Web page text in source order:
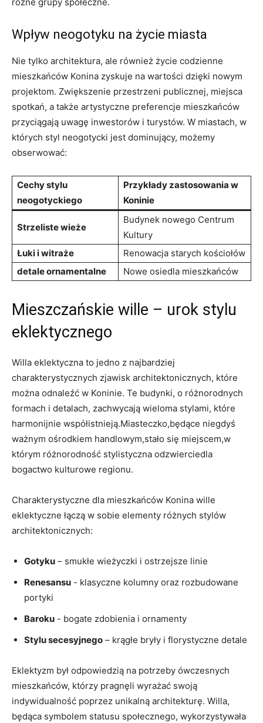
Wpływ neogotyku ‍na życie miasta
Nie tylko architektura, ale również życie codzienne
mieszkańców​ Konina zyskuje na wartości dzięki nowym
projektom. Zwiększenie przestrzeni⁤ publicznej, miejsca
spotkań, a także​ artystyczne preferencje mieszkańców
przyciągają uwagę inwestorów i turystów. W miastach, w
których styl⁤ neogotycki jest dominujący, możemy
⁤obserwować:
Cechy stylu
neogotyckiego
Przykłady zastosowania w
Koninie
Strzeliste wieże
Budynek nowego Centrum
Kultury
Łuki i witraże
Renowacja starych ⁣kościołów
detale ornamentalne
Nowe osiedla mieszkańców
Mieszczańskie wille⁣ – urok stylu
eklektycznego
Willa eklektyczna to jedno z najbardziej
charakterystycznych zjawisk architektonicznych, które
można odnaleźć w Koninie. Te budynki, o różnorodnych
formach i detalach, zachwycają ⁢wieloma⁣ stylami,⁤ które
harmonijnie współistnieją.Miasteczko,będące niegdyś
ważnym ośrodkiem handlowym,stało się⁤ miejscem,w
którym różnorodność stylistyczna odzwierciedla
bogactwo kulturowe regionu.
Charakterystyczne dla mieszkańców Konina wille
eklektyczne łączą w sobie elementy⁢ różnych stylów
architektonicznych:
Gotyku – smukłe wieżyczki i ostrzejsze linie
Renesansu ⁢- klasyczne kolumny oraz rozbudowane
portyki
Baroku ​- bogate zdobienia i ornamenty
Stylu secesyjnego – krągłe bryły i florystyczne detale
Eklektyzm był odpowiedzią na potrzeby ówczesnych
mieszkańców,⁢ którzy‍ pragnęli wyrażać swoją
indywidualność poprzez unikalną architekturę. Willa,⁢
będąca ‌symbolem statusu społecznego, wykorzystywała